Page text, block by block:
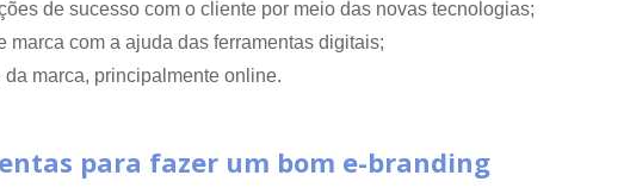
de sucesso com o cliente por meio das novas tecnologias;
marca com a ajuda das ferramentas digitais;
marca, principalmente online.
para fazer um bom e-branding